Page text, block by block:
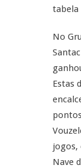
tabela
No
Estas
jogos,
Nave